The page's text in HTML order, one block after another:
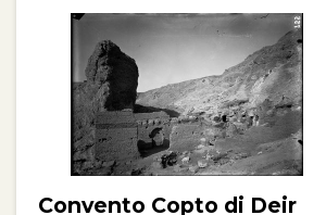
Convento Copto di Deir